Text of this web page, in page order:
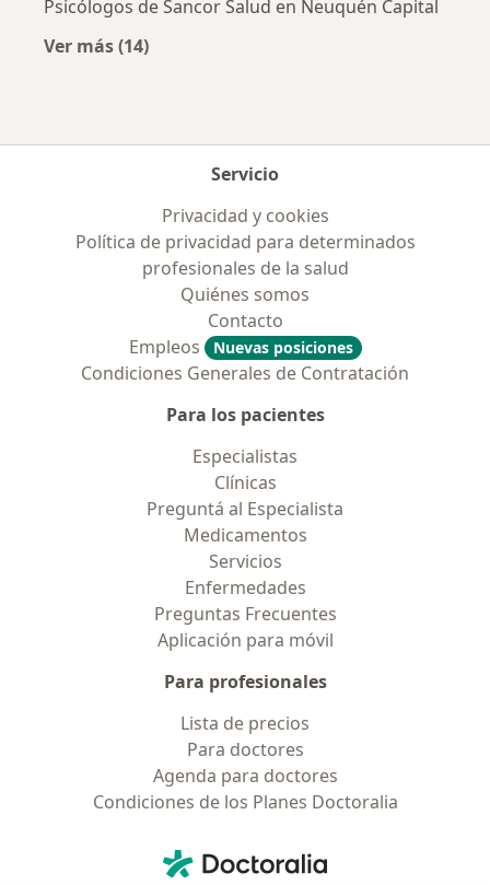
Psicólogos de Sancor Salud en Neuquén Capital
Ver más (14)
Servicio
Privacidad y cookies
Política de privacidad para determinados
profesionales de la salud
Quiénes somos
Contacto
Empleos
Nuevas posiciones
Condiciones Generales de Contratación
Para los pacientes
Especialistas
Clínicas
Preguntá al Especialista
Medicamentos
Servicios
Enfermedades
Preguntas Frecuentes
Aplicación para móvil
Para profesionales
Lista de precios
Para doctores
Agenda para doctores
Condiciones de los Planes Doctoralia
Doctoralia - Página de inicio